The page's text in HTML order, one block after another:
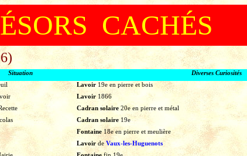
CACHÉS
Situation
Diverses Curiosités
Lavoir 19e en pierre et bois
Lavoir 1866
Cadran solaire 20e en pierre et métal
Cadran solaire 19e
Fontaine18e en pierre et meulière
Lavoir de Vaux-les-Huguenots